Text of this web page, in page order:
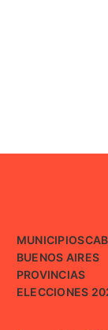
MUNICIPIOS
BUENOS AIRES
PROVINCIAS
ELECCIONES